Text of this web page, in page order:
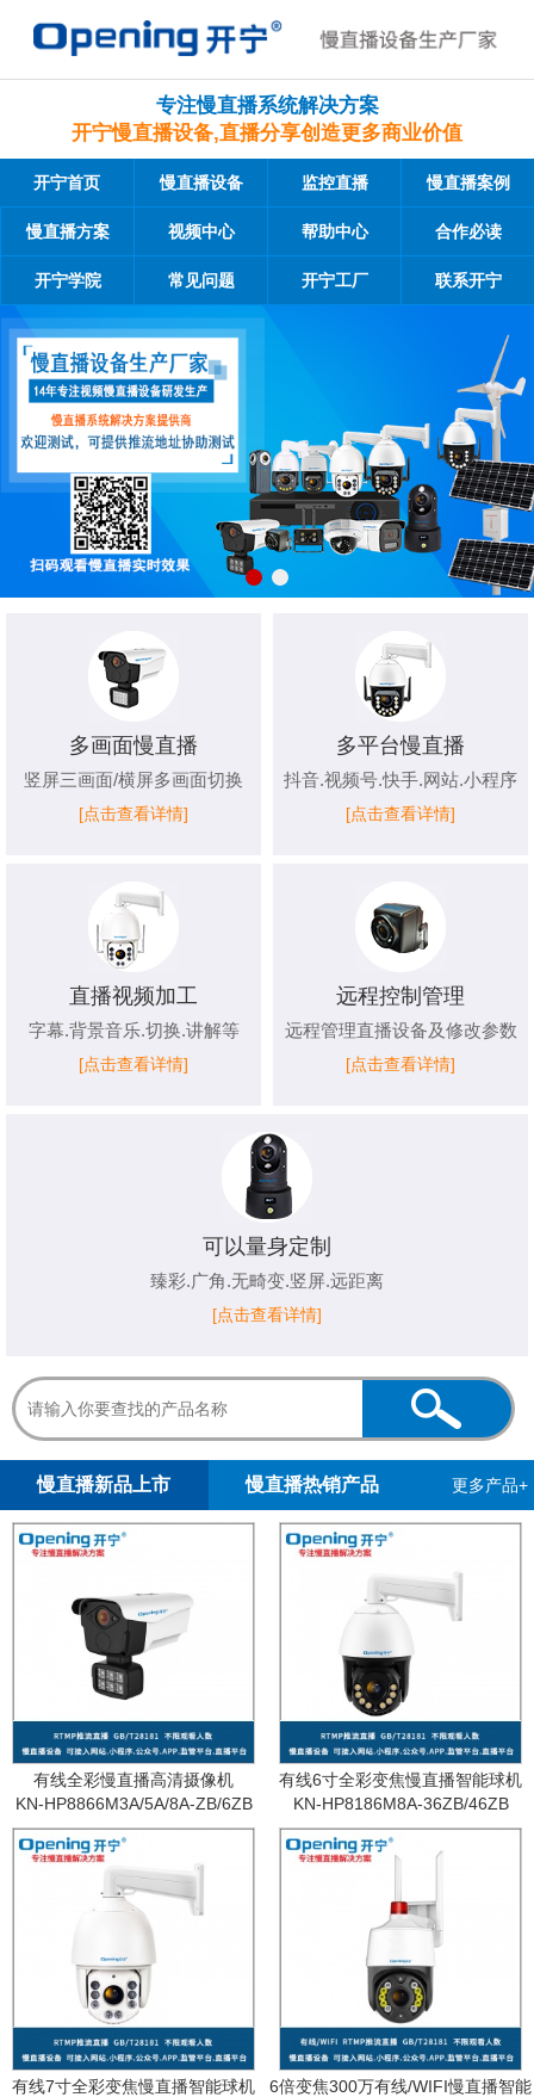
专注慢直播系统解决方案
开宁慢直播设备,直播分享创造更多商业价值
开宁首页 慢直播设备 监控直播 慢直播案例
慢直播方案 视频中心 帮助中心 合作必读
开宁学院 常见问题 开宁工厂 联系开宁
多画面慢直播
竖屏三画面/横屏多画面切换
[点击查看详情]
多平台慢直播
抖音.视频号.快手.网站.小程序
[点击查看详情]
直播视频加工
字幕.背景音乐.切换.讲解等
[点击查看详情]
远程控制管理
远程管理直播设备及修改参数
[点击查看详情]
可以量身定制
臻彩.广角.无畸变.竖屏.远距离
[点击查看详情]
慢直播新品上市 慢直播热销产品 更多产品+
有线全彩慢直播高清摄像机
KN-HP8866M3A/5A/8A-ZB/6ZB
有线6寸全彩变焦慢直播智能球机
KN-HP8186M8A-36ZB/46ZB
有线7寸全彩变焦慢直播智能球机
6倍变焦300万有线/WIFI慢直播智能